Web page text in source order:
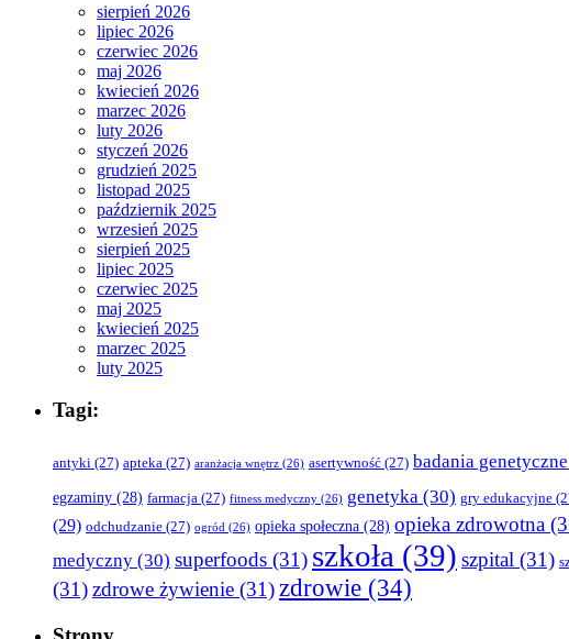
sierpień 2026
lipiec 2026
czerwiec 2026
maj 2026
kwiecień 2026
marzec 2026
luty 2026
styczeń 2026
grudzień 2025
listopad 2025
październik 2025
wrzesień 2025
sierpień 2025
lipiec 2025
czerwiec 2025
maj 2025
kwiecień 2025
marzec 2025
luty 2025
Tagi:
antyki (27) apteka (27) aranżacja wnętrz (26) asertywność (27) badania genetyczne
egzaminy (28) farmacja (27) fitness medyczny (26) genetyka (30) gry edukacyjne
(29) odchudzanie (27) ogród (26) opieka społeczna (28) opieka zdrowotna
medyczny (30) superfoods (31) szkoła (39) szpital (31)
(31)zdrowe żywienie (31)zdrowie (34)